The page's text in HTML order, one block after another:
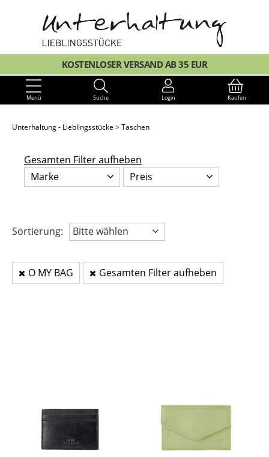
KOSTENLOSER VERSAND AB 35 EUR
Menü Suche Login Kaufen
Unterhaltung - Lieblingsstücke Taschen
Gesamten Filter aufheben
Marke
Preis
Sortierung: Bitte wählen
O MY BAG Gesamten Filter aufheben